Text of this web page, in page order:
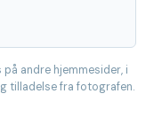
andre hjemmesider, i
tilladelse fra fotografen.